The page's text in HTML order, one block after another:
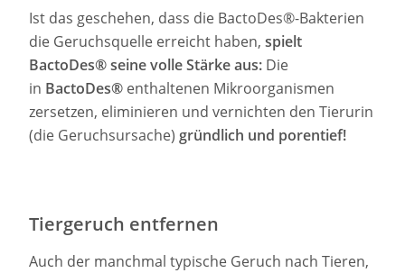
Ist das geschehen, dass die BactoDes®-Bakterien
die Geruchsquelle erreicht haben, spielt
BactoDes® seine volle Stärke aus: Die
in BactoDes® enthaltenen Mikroorganismen
zersetzen, eliminieren und vernichten den Tierurin
(die Geruchsursache) gründlich und porentief!
Tiergeruch entfernen
Auch der manchmal typische Geruch nach Tieren,